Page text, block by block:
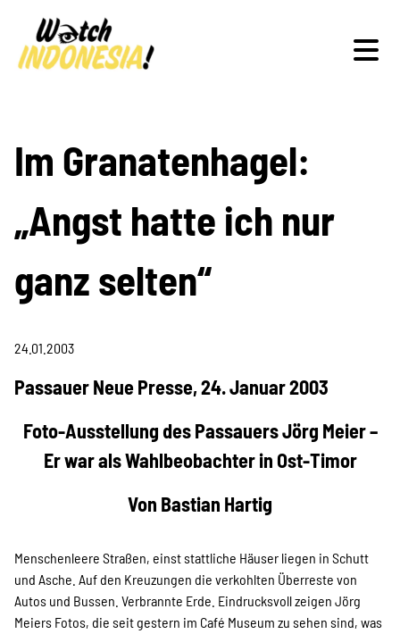
Schwerpunkte
Veranstaltungen
Projekte
Kampagne
Stellenangebote
Im Granatenhagel:
„Angst hatte ich nur
ganz selten“
24.01.2003
Passauer Neue Presse, 24. Januar 2003
Foto-Ausstellung des Passauers Jörg Meier –
Er war als Wahlbeobachter in Ost-Timor
Von Bastian Hartig
Menschenleere Straßen, einst stattliche Häuser liegen in Schutt
und Asche. Auf den Kreuzungen die verkohlten Überreste von
Autos und Bussen. Verbrannte Erde. Eindrucksvoll zeigen Jörg
Meiers Fotos, die seit gestern im Café Museum zu sehen sind, was